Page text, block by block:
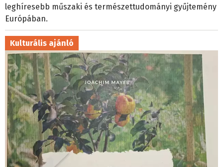
leghíresebb műszaki és természettudományi gyűjtemény
Európában.
Kulturális ajánló